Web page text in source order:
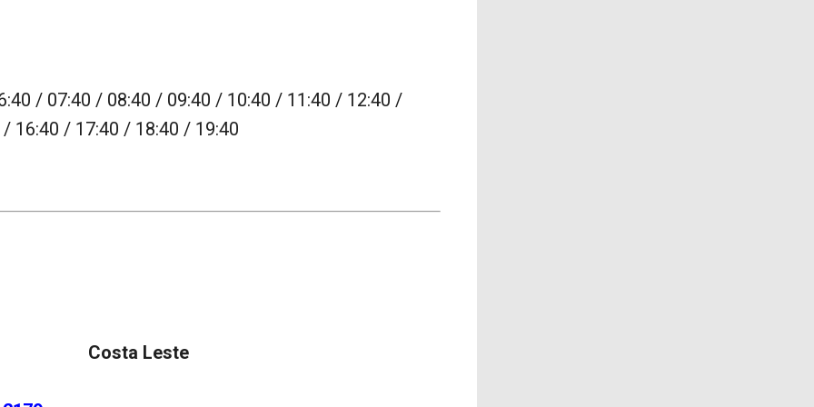
/ 07:40 / 08:40 / 09:40 / 10:40 / 11:40 / 12:40 /
16:40 / 17:40 / 18:40 / 19:40
Costa Leste